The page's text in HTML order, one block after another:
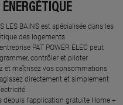
LES BAINS est spécialisée dans les
des logements.
PAT POWER ELEC peut
contrôler et piloter
et maîtrisez vos consommations
directement et simplement
depuis l'application gratuite Home +